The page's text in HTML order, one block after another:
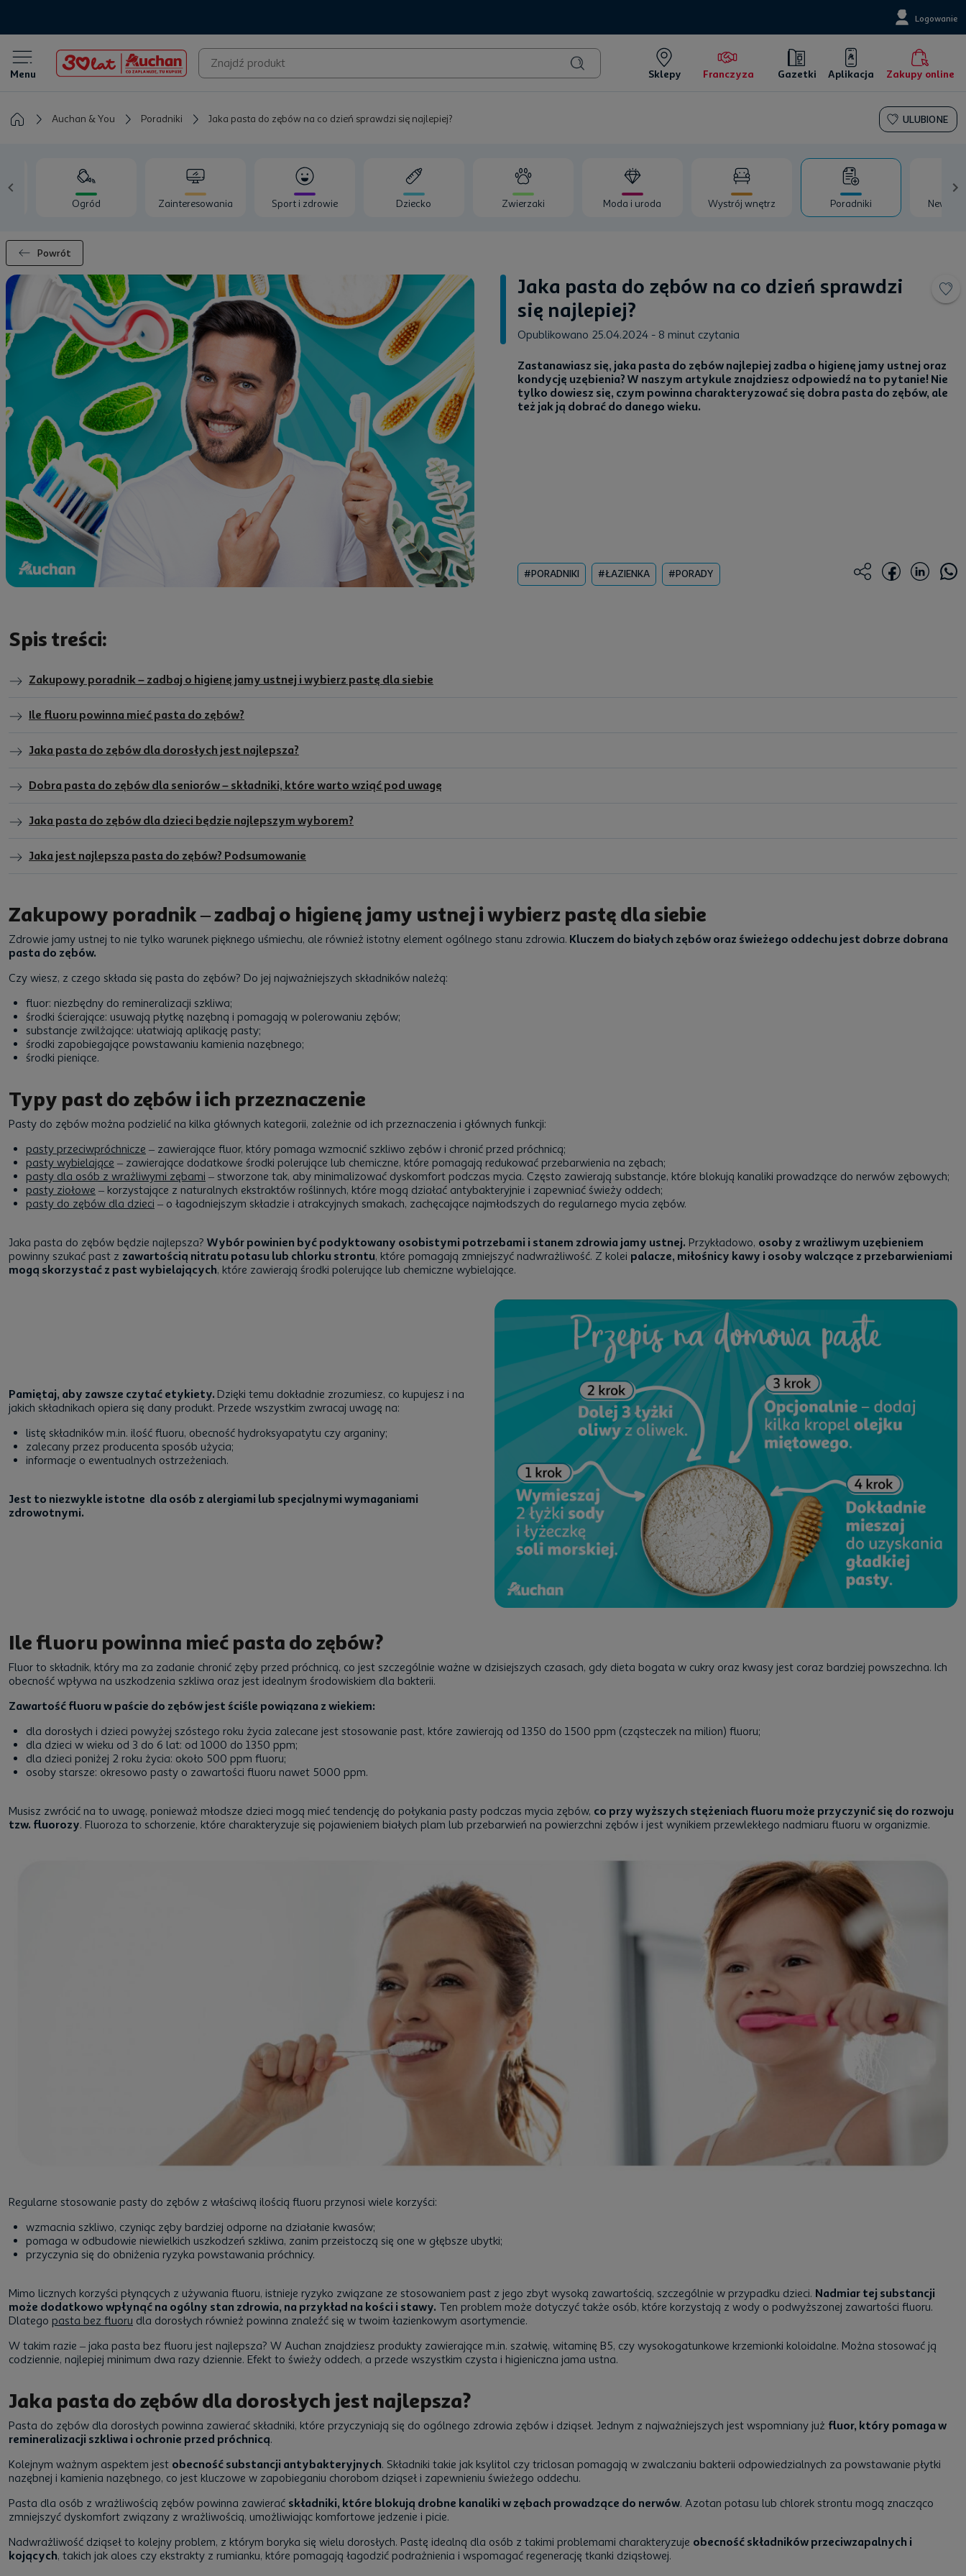
Logowanie
Menu Sklepy Franczyza Gazetki Aplikacja Zakupy online
Auchan & You Poradniki Jaka pasta do zębów na co dzień sprawdzi się najlepiej? ULUBIONE
Ogród Zainteresowania Sport i zdrowie Dziecko Zwierzaki Moda i uroda Wystrój wnętrz Poradniki Newsy i
Powrót
Jaka pasta do zębów na co dzień sprawdzi
się najlepiej?
Opublikowano 25.04.2024 - 8 minut czytania
Zastanawiasz się, jaka pasta do zębów najlepiej zadba o higienę jamy ustnej oraz
kondycję uzębienia? W naszym artykule znajdziesz odpowiedź na to pytanie! Nie
tylko dowiesz się, czym powinna charakteryzować się dobra pasta do zębów, ale
też jak ją dobrać do danego wieku.
#PORADNIKI #ŁAZIENKA #PORADY
Spis treści:
Zakupowy poradnik – zadbaj o higienę jamy ustnej i wybierz pastę dla siebie
Ile fluoru powinna mieć pasta do zębów?
Jaka pasta do zębów dla dorosłych jest najlepsza?
Dobra pasta do zębów dla seniorów – składniki, które warto wziąć pod uwagę
Jaka pasta do zębów dla dzieci będzie najlepszym wyborem?
Jaka jest najlepsza pasta do zębów? Podsumowanie
Zakupowy poradnik – zadbaj o higienę jamy ustnej i wybierz pastę dla siebie
Zdrowie jamy ustnej to nie tylko warunek pięknego uśmiechu, ale również istotny element ogólnego stanu zdrowia. Kluczem do białych zębów oraz świeżego oddechu jest dobrze dobrana
pasta do zębów.
Czy wiesz, z czego składa się pasta do zębów? Do jej najważniejszych składników należą:
fluor: niezbędny do remineralizacji szkliwa;
środki ścierające: usuwają płytkę nazębną i pomagają w polerowaniu zębów;
substancje zwilżające: ułatwiają aplikację pasty;
środki zapobiegające powstawaniu kamienia nazębnego;
środki pieniące.
Typy past do zębów i ich przeznaczenie
Pasty do zębów można podzielić na kilka głównych kategorii, zależnie od ich przeznaczenia i głównych funkcji:
pasty przeciwpróchnicze – zawierające fluor, który pomaga wzmocnić szkliwo zębów i chronić przed próchnicą;
pasty wybielające – zawierające dodatkowe środki polerujące lub chemiczne, które pomagają redukować przebarwienia na zębach;
pasty dla osób z wrażliwymi zębami – stworzone tak, aby minimalizować dyskomfort podczas mycia. Często zawierają substancje, które blokują kanaliki prowadzące do nerwów zębowych;
pasty ziołowe – korzystające z naturalnych ekstraktów roślinnych, które mogą działać antybakteryjnie i zapewniać świeży oddech;
pasty do zębów dla dzieci – o łagodniejszym składzie i atrakcyjnych smakach, zachęcające najmłodszych do regularnego mycia zębów.
Jaka pasta do zębów będzie najlepsza? Wybór powinien być podyktowany osobistymi potrzebami i stanem zdrowia jamy ustnej. Przykładowo, osoby z wrażliwym uzębieniem
powinny szukać past z zawartością nitratu potasu lub chlorku strontu, które pomagają zmniejszyć nadwrażliwość. Z kolei palacze, miłośnicy kawy i osoby walczące z przebarwieniami
mogą skorzystać z past wybielających, które zawierają środki polerujące lub chemiczne wybielające.
Pamiętaj, aby zawsze czytać etykiety. Dzięki temu dokładnie zrozumiesz, co kupujesz i na
jakich składnikach opiera się dany produkt. Przede wszystkim zwracaj uwagę na:
listę składników m.in. ilość fluoru, obecność hydroksyapatytu czy arganiny;
zalecany przez producenta sposób użycia;
informacje o ewentualnych ostrzeżeniach.
Jest to niezwykle istotne dla osób z alergiami lub specjalnymi wymaganiami
zdrowotnymi.
Ile fluoru powinna mieć pasta do zębów?
Fluor to składnik, który ma za zadanie chronić zęby przed próchnicą, co jest szczególnie ważne w dzisiejszych czasach, gdy dieta bogata w cukry oraz kwasy jest coraz bardziej powszechna. Ich
obecność wpływa na uszkodzenia szkliwa oraz jest idealnym środowiskiem dla bakterii.
Zawartość fluoru w paście do zębów jest ściśle powiązana z wiekiem:
dla dorosłych i dzieci powyżej szóstego roku życia zalecane jest stosowanie past, które zawierają od 1350 do 1500 ppm (cząsteczek na milion) fluoru;
dla dzieci w wieku od 3 do 6 lat: od 1000 do 1350 ppm;
dla dzieci poniżej 2 roku życia: około 500 ppm fluoru;
osoby starsze: okresowo pasty o zawartości fluoru nawet 5000 ppm.
Musisz zwrócić na to uwagę, ponieważ młodsze dzieci mogą mieć tendencję do połykania pasty podczas mycia zębów, co przy wyższych stężeniach fluoru może przyczynić się do rozwoju
tzw. fluorozy. Fluoroza to schorzenie, które charakteryzuje się pojawieniem białych plam lub przebarwień na powierzchni zębów i jest wynikiem przewlekłego nadmiaru fluoru w organizmie.
Regularne stosowanie pasty do zębów z właściwą ilością fluoru przynosi wiele korzyści:
wzmacnia szkliwo, czyniąc zęby bardziej odporne na działanie kwasów;
pomaga w odbudowie niewielkich uszkodzeń szkliwa, zanim przeistoczą się one w głębsze ubytki;
przyczynia się do obniżenia ryzyka powstawania próchnicy.
Mimo licznych korzyści płynących z używania fluoru, istnieje ryzyko związane ze stosowaniem past z jego zbyt wysoką zawartością, szczególnie w przypadku dzieci. Nadmiar tej substancji
może dodatkowo wpłynąć na ogólny stan zdrowia, na przykład na kości i stawy. Ten problem może dotyczyć także osób, które korzystają z wody o podwyższonej zawartości fluoru.
Dlatego pasta bez fluoru dla dorosłych również powinna znaleźć się w twoim łazienkowym asortymencie.
W takim razie – jaka pasta bez fluoru jest najlepsza? W Auchan znajdziesz produkty zawierające m.in. szałwię, witaminę B5, czy wysokogatunkowe krzemionki koloidalne. Można stosować ją
codziennie, najlepiej minimum dwa razy dziennie. Efekt to świeży oddech, a przede wszystkim czysta i higieniczna jama ustna.
Jaka pasta do zębów dla dorosłych jest najlepsza?
Pasta do zębów dla dorosłych powinna zawierać składniki, które przyczyniają się do ogólnego zdrowia zębów i dziąseł. Jednym z najważniejszych jest wspomniany już fluor, który pomaga w
remineralizacji szkliwa i ochronie przed próchnicą.
Kolejnym ważnym aspektem jest obecność substancji antybakteryjnych. Składniki takie jak ksylitol czy triclosan pomagają w zwalczaniu bakterii odpowiedzialnych za powstawanie płytki
nazębnej i kamienia nazębnego, co jest kluczowe w zapobieganiu chorobom dziąseł i zapewnieniu świeżego oddechu.
Pasta dla osób z wrażliwością zębów powinna zawierać składniki, które blokują drobne kanaliki w zębach prowadzące do nerwów. Azotan potasu lub chlorek strontu mogą znacząco
zmniejszyć dyskomfort związany z wrażliwością, umożliwiając komfortowe jedzenie i picie.
Nadwrażliwość dziąseł to kolejny problem, z którym boryka się wielu dorosłych. Pastę idealną dla osób z takimi problemami charakteryzuje obecność składników przeciwzapalnych i
kojących, takich jak aloes czy ekstrakty z rumianku, które pomagają łagodzić podrażnienia i wspomagać regenerację tkanki dziąsłowej.